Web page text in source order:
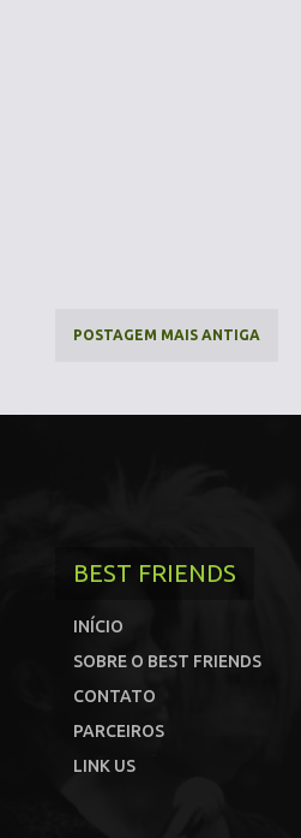
POSTAGEM MAIS ANTIGA
BEST FRIENDS
INÍCIO
SOBRE O BEST FRIENDS
CONTATO
PARCEIROS
LINK US